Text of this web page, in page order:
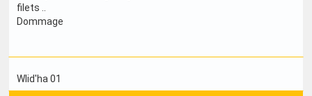
filets ..
Dommage
Wlid'ha 01